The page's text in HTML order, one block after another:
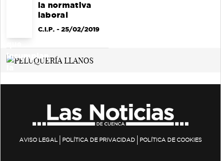
la normativa
laboral
C.I.P. - 25/02/2019
AVISO LEGAL POLÍTICA DE PRIVACIDAD POLÍTICA DE COOKIES